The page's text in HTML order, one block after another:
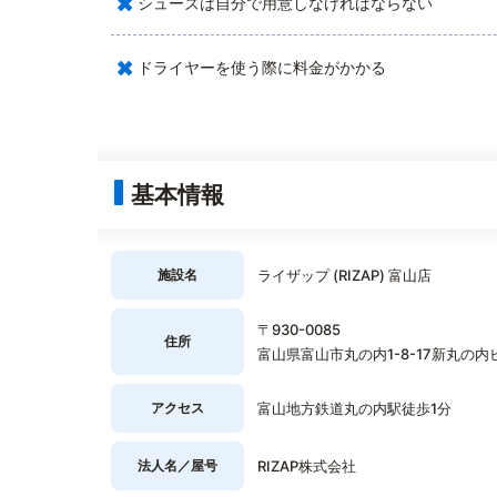
× ドライヤーを使う際に料金がかかる
基本情報
施設名 ライザップ (RIZAP) 富山店
住所
〒930-0085
富山県富山市丸の内1-8-17新丸の内
アクセス 富山地方鉄道丸の内駅徒歩1分
法人名／屋号 RIZAP株式会社